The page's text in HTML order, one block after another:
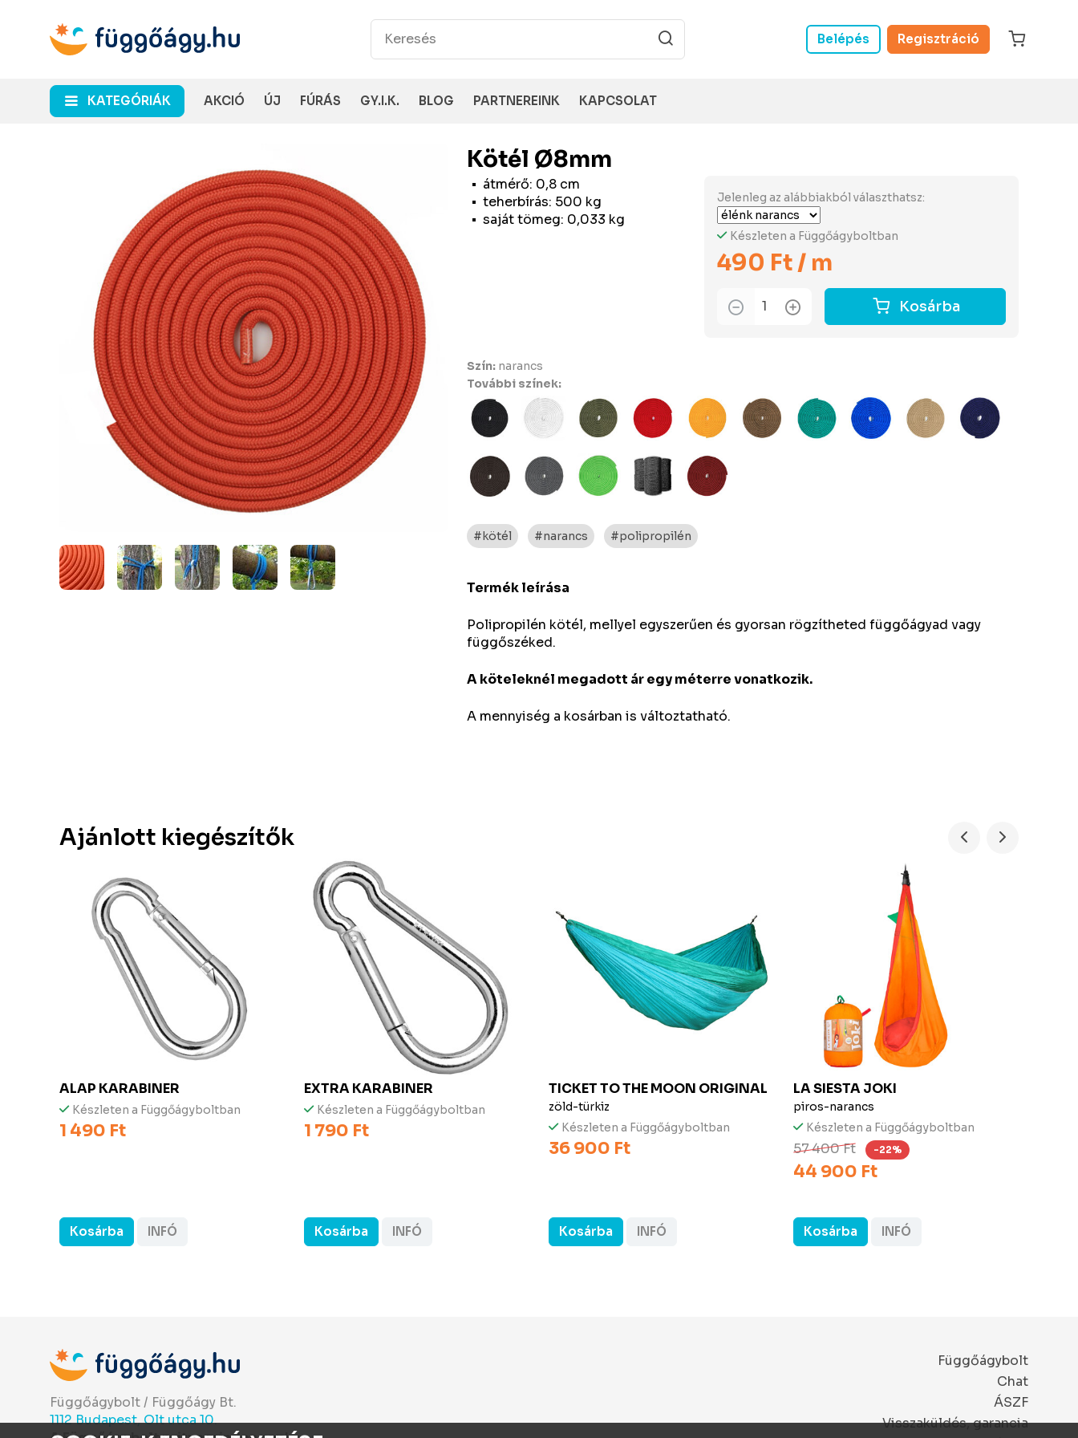
Belépés Regisztráció
KATEGÓRIÁK AKCIÓ ÚJ FÚRÁS GY.I.K. BLOG PARTNEREINK KAPCSOLAT
Kötél Ø8mm
átmérő: 0,8 cm
teherbírás: 500 kg
saját tömeg: 0,033 kg
Jelenleg az alábbiakból választhatsz:
Készleten a Függőágyboltban
490 Ft / m
Kosárba
Szín: narancs
További színek:
#kötél #narancs #polipropilén
Termék leírása
Polipropilén kötél, mellyel egyszerűen és gyorsan rögzítheted függőágyad vagy
függőszéked.
A köteleknél megadott ár egy méterre vonatkozik.
A mennyiség a kosárban is változtatható.
Ajánlott kiegészítők
ALAP KARABINER
Készleten a Függőágyboltban
1 490 Ft
Kosárba INFÓ
EXTRA KARABINER
Készleten a Függőágyboltban
1 790 Ft
Kosárba INFÓ
TICKET TO THE MOON ORIGINAL
zöld-türkiz
Készleten a Függőágyboltban
36 900 Ft
Kosárba INFÓ
LA SIESTAJOKI
piros-narancs
Készleten a Függőágyboltban
57 400 Ft -22%
44 900 Ft
Kosárba INFÓ
Függőágybolt / Függőágy Bt.
1112 Budapest, Olt utca 10.
Függőágybolt
Chat
ÁSZF
Visszaküldés, garancia